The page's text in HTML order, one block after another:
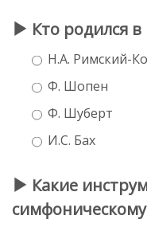
Кто родился
Н.А. Римский-
Ф. Шопен
Ф. Шуберт
И.С. Бах
Какие
симфоническому